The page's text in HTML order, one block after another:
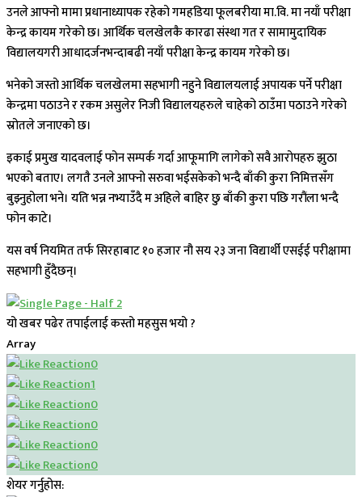
उनले आफ्नो मामा प्रधानाध्यापक रहेको गमहडिया फूलबरीया मा.वि. मा नयाँ परीक्षा
केन्द्र कायम गरेको छ। आर्थिक चलखेलकै कारढा संस्था गत र सामामुदायिक
विद्यालयगरी आधादर्जनभन्दाबढी नयाँ परीक्षा केन्द्र कायम गरेको छ।
भनेको जस्तो आर्थिक चलखेलमा सहभागी नहुने विद्यालयलाई अपायक पर्ने परीक्षा
केन्द्रमा पठाउने र रकम असुलेर निजी विद्यालयहरुले चाहेको ठाउँमा पठाउने गरेको
स्रोतले जनाएको छ।
इकाई प्रमुख यादवलाई फोन सम्पर्क गर्दा आफूमागि लागेको सवै आरोपहरु झुठा
भएको बताए। लगतै उनले आफ्नो सरुवा भईसकेको भन्दै बाँकी कुरा निमित्तसँग
बुझ्नुहोला भने। यति भन्न नभ्याउँदै म अहिले बाहिर छु बाँकी कुरा पछि गरौंला भन्दै
फोन काटे।
यस वर्ष नियमित तर्फ सिरहाबाट १० हजार नौ सय २३ जना विद्यार्थी एसईई परीक्षामा
सहभागी हुँदैछन्।
यो खबर पढेर तपाईलाई कस्तो महसुस भयो ?
Array
0
1
0
0
0
0
शेयर गर्नुहोस: